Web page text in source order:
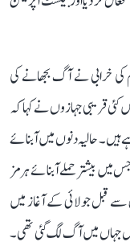
کی خرابی نے آگ بجھانے کی
کئی قریبی جہازوں نے کہا کہ
حالیہ دنوں میں آبنائے
بیشتر حملے آبنائے ہرمز
قبل جولائی کے آغاز میں
جہاں میں آگ لگ گئی تھی۔